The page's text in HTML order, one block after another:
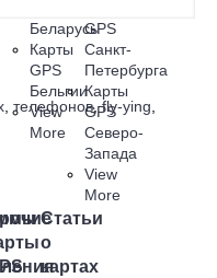
Беларусь
Карты
GPS
Бельгии
View
More
GPS
Санкт-
Петербурга
Карты
GPS
Северо-
Запада
View
More
Статьи
о
картах
телефонов,fly-ying